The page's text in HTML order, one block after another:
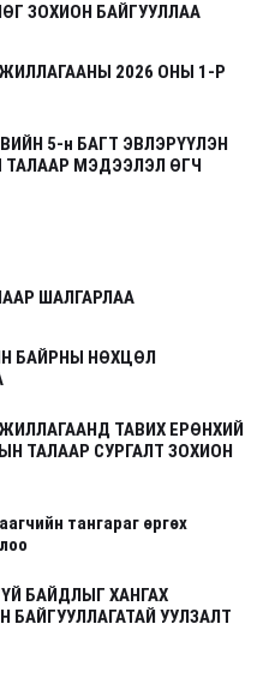
ЗОХИОН БАЙГУУЛЛАА
2026 ОНЫ 1-Р
5-н БАГТ ЭВЛЭРҮҮЛЭН
МЭДЭЭЛЭЛ ӨГЧ
ШАЛГАРЛАА
БАЙРНЫ НӨХЦӨЛ
ТАВИХ ЕРӨНХИЙ
ТАЛААР СУРГАЛТ ЗОХИОН
тангараг өргөх
БАЙДЛЫГ ХАНГАХ
БАЙГУУЛЛАГАТАЙ УУЛЗАЛТ